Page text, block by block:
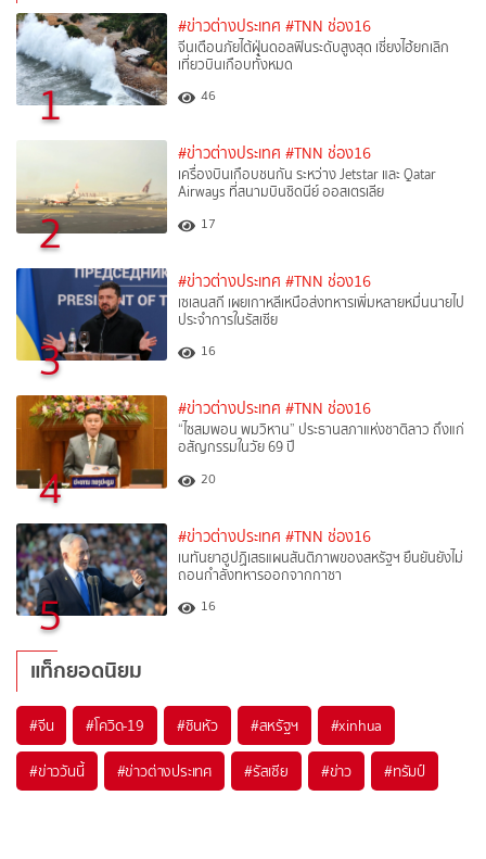
1
#ข่าวต่างประเทศ #TNN ช่อง16
จีนเตือนภัยไต้ฝุ่นดอลฟินระดับสูงสุด เซี่ยงไฮ้ยกเลิก
เที่ยวบินเกือบทั้งหมด
46
2
#ข่าวต่างประเทศ #TNN ช่อง16
เครื่องบินเกือบชนกัน ระหว่าง Jetstar และ Qatar
Airways ที่สนามบินซิดนีย์ ออสเตรเลีย
17
3
#ข่าวต่างประเทศ #TNN ช่อง16
เซเลนสกี เผยเกาหลีเหนือส่งทหารเพิ่มหลายหมื่นนายไป
ประจำการในรัสเซีย
16
4
#ข่าวต่างประเทศ #TNN ช่อง16
“ไซสมพอน พมวิหาน” ประธานสภาแห่งชาติลาว ถึงแก่
อสัญกรรมในวัย 69 ปี
20
5
#ข่าวต่างประเทศ #TNN ช่อง16
เนทันยาฮูปฏิเสธแผนสันติภาพของสหรัฐฯ ยืนยันยังไม่
ถอนกำลังทหารออกจากกาซา
16
แท็กยอดนิยม
#จีน #โควิด-19 #ซินหัว #สหรัฐฯ #xinhua
#ข่าววันนี้ #ข่าวต่างประเทศ #รัสเซีย #ข่าว #ทรัมป์